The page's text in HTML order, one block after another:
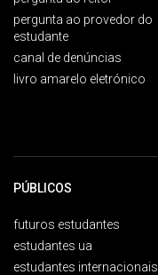
pergunta ao provedor do
estudante
canal de denúncias
livro amarelo eletrónico
PÚBLICOS
futuros estudantes
estudantes ua
estudantes internacionais